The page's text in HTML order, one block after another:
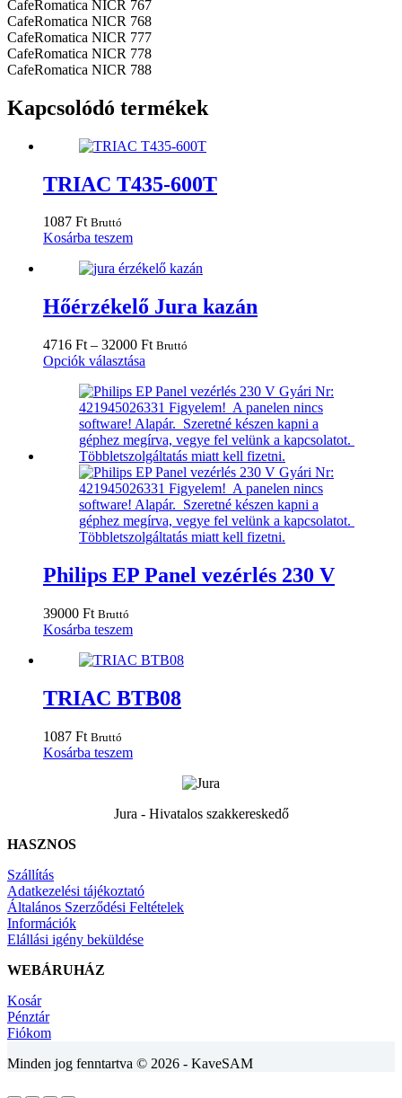
CafeRomatica NICR 767
CafeRomatica NICR 768
CafeRomatica NICR 777
CafeRomatica NICR 778
CafeRomatica NICR 788
Kapcsolódó termékek
TRIAC T435-600T
1087 Ft Bruttó
Kosárba teszem
Hőérzékelő Jura kazán
4716 Ft – 32000 FtÁrtartomány:
32000 Ft
Bruttó
Opciók választása
terméknek
több
variációja
van.
A
változatok
a
termékoldalon
választhatók
ki
Philips EP Panel vezérlés 230 V
39000 Ft Bruttó
Kosárba teszem
TRIAC BTB08
1087 Ft Bruttó
Kosárba teszem
Jura - Hivatalos szakkereskedő
HASZNOS
Szállítás
Adatkezelési tájékoztató
Általános Szerződési Feltételek
Információk
Elállási igény beküldése
WEBÁRUHÁZ
Kosár
Pénztár
Fiókom
Minden jog fenntartva © 2026 - KaveSAM